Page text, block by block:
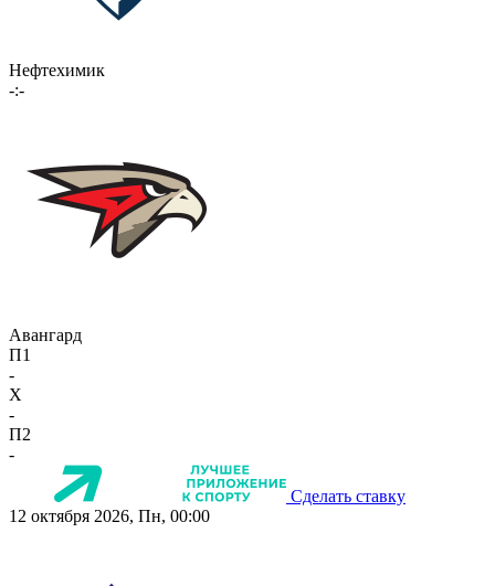
Нефтехимик
-:-
Авангард
П1
-
X
-
П2
-
Сделать ставку
12 октября 2026, Пн, 00:00